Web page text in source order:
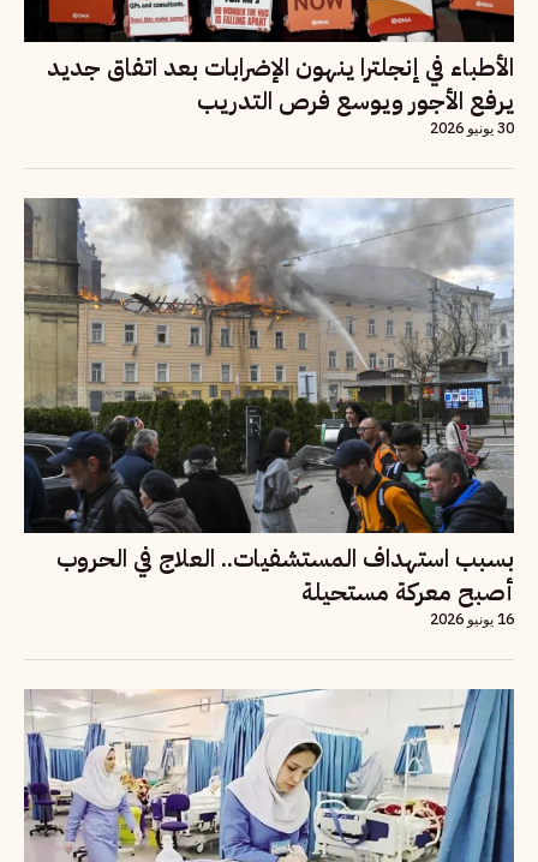
الأطباء في إنجلترا ينهون الإضرابات بعد اتفاق جديد
يرفع الأجور ويوسع فرص التدريب
30 يونيو 2026
بسبب استهداف المستشفيات.. العلاج في الحروب
أصبح معركة مستحيلة
16 يونيو 2026